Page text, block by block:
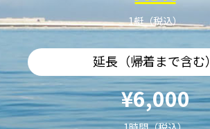
1艇（税込）
延長（帰着まで含む）
¥6,000